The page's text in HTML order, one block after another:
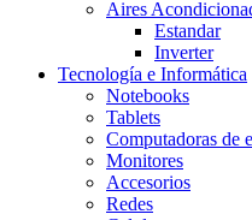
Aires
Estandar
Inverter
Tecnología e Informática
Notebooks
Tablets
Computadoras de
Monitores
Accesorios
Redes